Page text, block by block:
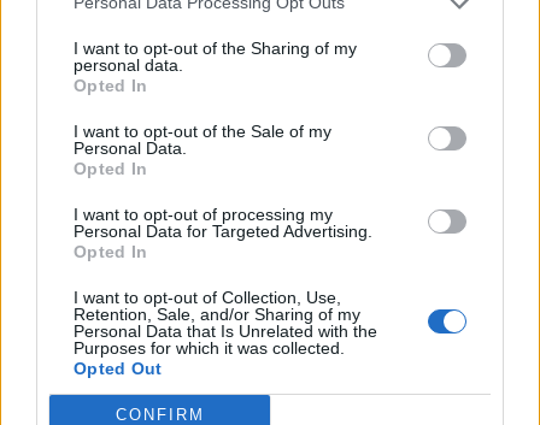
I want to opt-out of the Sharing of my
personal data.
Opted In
I want to opt-out of the Sale of my
Personal Data.
Opted In
I want to opt-out of processing my
Personal Data for Targeted Advertising.
Opted In
I want to opt-out of Collection, Use,
Retention, Sale, and/or Sharing of my
Personal Data that Is Unrelated with the
Purposes for which it was collected.
Opted Out
CONFIRM
Žmonės
Mirė prodiuseris
Williamas Orbitas,
pakeitęs Madonnos,
„Blur“ ir 1990-ųjų
popmuzikos skambesį
Žmonės
prisipažino, kaip iš tikrųjų
sukūrė savo šiurpinantį